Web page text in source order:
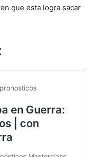
que esta logra sacar